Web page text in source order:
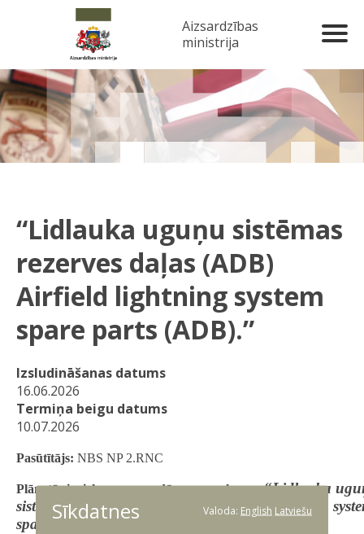
Aizsardzības
ministrija
“Lidlauka uguņu sistēmas
rezerves daļas (ADB)
Airfield lightning system
spare parts (ADB).”
Izsludināšanas datums
16.06.2026
Termiņa beigu datums
10.07.2026
Pasūtītājs: NBS NP 2.RNC
Plānotās iepirkumu procedūras nosaukums:“Lidlauka
sistēmas rezerves daļas (ADB) Airfield lightning
spare parts (ADB).”
Sīkdatnes Valoda: English Latviešu